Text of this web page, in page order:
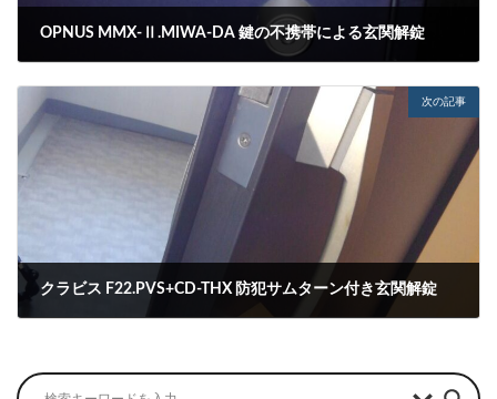
OPNUS MMX-Ⅱ.MIWA-DA 鍵の不携帯による玄関解錠
次の記事
クラビス F22.PVS+CD-THX 防犯サムターン付き玄関解錠